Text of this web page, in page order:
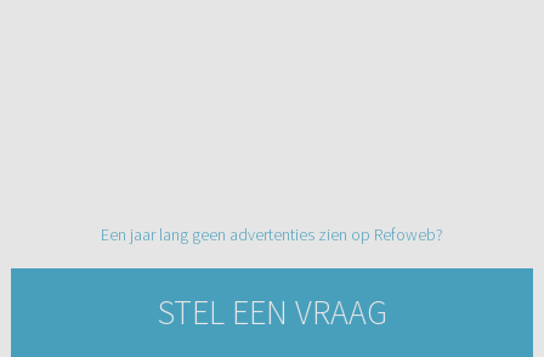
Een jaar lang geen advertenties zien op Refoweb?
STEL EEN VRAAG